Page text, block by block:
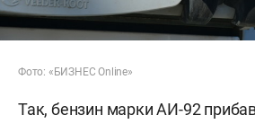
Фото: «БИЗНЕС Online»
Так, бензин марки АИ-92